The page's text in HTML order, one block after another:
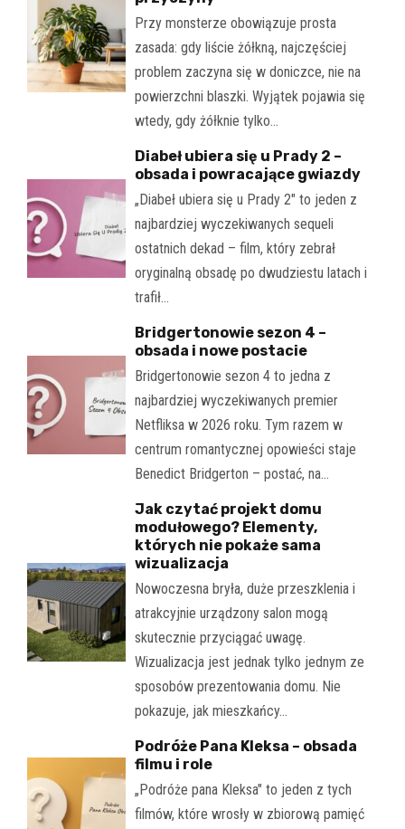
Przy monsterze obowiązuje prosta
zasada: gdy liście żółkną, najczęściej
problem zaczyna się w doniczce, nie na
powierzchni blaszki. Wyjątek pojawia się
wtedy, gdy żółknie tylko…
Diabeł ubiera się u Prady 2 –
obsada i powracające gwiazdy
„Diabeł ubiera się u Prady 2" to jeden z
najbardziej wyczekiwanych sequeli
ostatnich dekad – film, który zebrał
oryginalną obsadę po dwudziestu latach i
trafił…
Bridgertonowie sezon 4 –
obsada i nowe postacie
Bridgertonowie sezon 4 to jedna z
najbardziej wyczekiwanych premier
Netfliksa w 2026 roku. Tym razem w
centrum romantycznej opowieści staje
Benedict Bridgerton – postać, na…
Jak czytać projekt domu
modułowego? Elementy,
których nie pokaże sama
wizualizacja
Nowoczesna bryła, duże przeszklenia i
atrakcyjnie urządzony salon mogą
skutecznie przyciągać uwagę.
Wizualizacja jest jednak tylko jednym ze
sposobów prezentowania domu. Nie
pokazuje, jak mieszkańcy…
Podróże Pana Kleksa – obsada
filmu i role
„Podróże pana Kleksa" to jeden z tych
filmów, które wrosły w zbiorową pamięć